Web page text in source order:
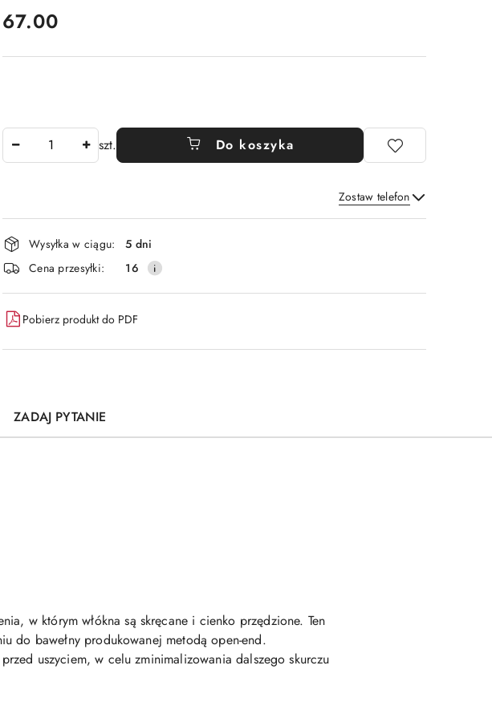
cena:
67.00
szt. Do koszyka
Zostaw telefon
Wyślij
Dostępność
i
dostawa
Wysyłka w ciągu:
5 dni
Cena przesyłki:
16
Pobierz produkt do PDF
ZADAJ PYTANIE
w którym włókna są skręcane i cienko przędzione. Ten
do bawełny produkowanej metodą open-end.
uszyciem, w celu zminimalizowania dalszego skurczu